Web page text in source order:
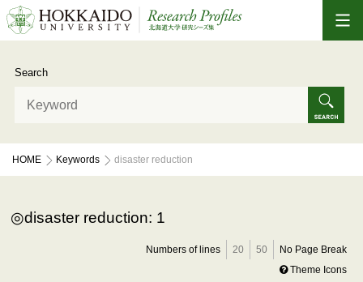
Search
HOME Keywords disaster reduction
disaster reduction: 1
Numbers of lines 20 50
No Page Break
Theme Icons